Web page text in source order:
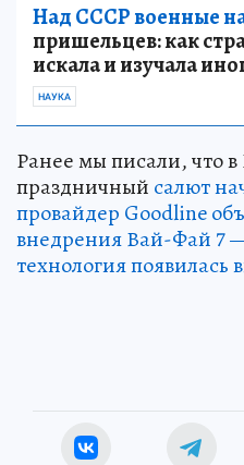
Над СССР военные
пришельцев: как
искала и изучала
НАУКА
Ранее мы писали, что
праздничный салют
провайдер Goodline
внедрения Вай-Фай 7 —
технология появилась